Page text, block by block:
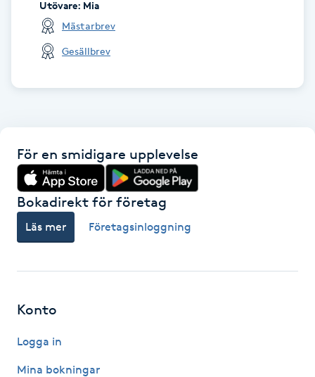
Hudvård
Hyaluronsyra
Hyperhidros
Hårborttagning
Hårbottenbehandling
Hårförlängning
Utövare: Mia
Mästarbrev
Gesällbrev
För en smidigare upplevelse
Bokadirekt för företag
Läs mer Företagsinloggning
Konto
Logga in
Mina bokningar